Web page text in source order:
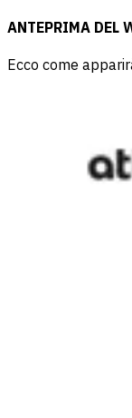
ANTEPRIMA DEL
Ecco come